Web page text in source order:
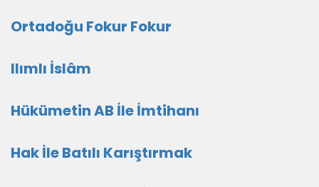
Ortadoğu Fokur Fokur
Ilımlı İslâm
Hükümetin AB İle İmtihanı
Hak İle Batılı Karıştırmak